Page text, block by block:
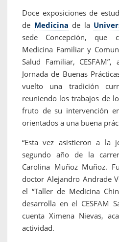
Doce exposiciones de
de Medicina de la
sede Concepción, que
Medicina Familiar y
Salud Familiar,
Jornada de Buenas
vuelto una tradición
reuniendo los trabajos de
fruto de su intervención
orientados a una buena
“Esta vez asistieron a la
segundo año de la
Carolina Muñoz Muñoz.
doctor Alejandro Andrade
el “Taller de Medicina
desarrolla en el CESFAM
cuenta Ximena Nievas,
actividad.